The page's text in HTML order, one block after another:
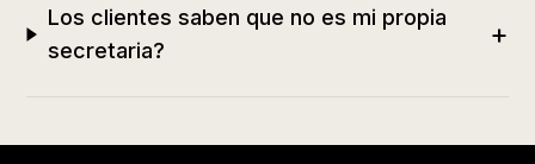
Los clientes saben que no es mi propia
secretaria?
+